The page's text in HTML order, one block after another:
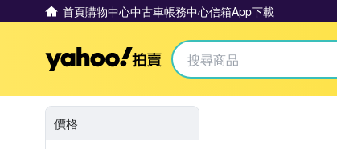
首頁購物中心中古車帳務中心信箱App下載
Yahoo拍賣
價格